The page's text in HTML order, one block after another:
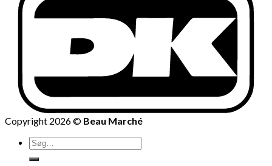
Copyright 2026 © Beau Marché
Søg
efter: